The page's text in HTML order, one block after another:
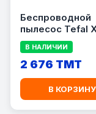
Беспроводной
пылесос Tefal
Compact 2-in-1
(TY1238)
В НАЛИЧИИ
2 676 TMT
В КОРЗИНУ